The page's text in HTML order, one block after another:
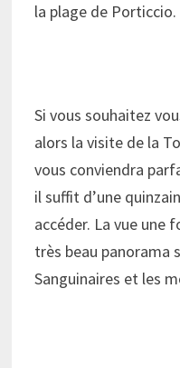
la plage de Porticcio.
Si vous souhaitez
alors la visite de la
vous conviendra
il suffit d’une
accéder. La vue une
très beau panorama
Sanguinaires et les